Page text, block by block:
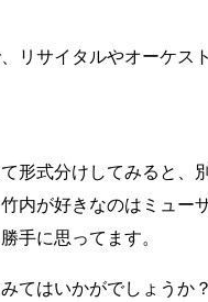
リサイタルやオーケス
形式分けしてみると
内が好きなのはミュ
手に思ってます。
てはいかがでしょうか？